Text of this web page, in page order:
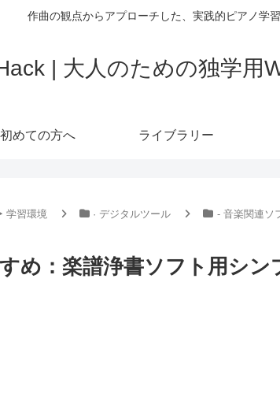
作曲の観点からアプローチした、実践的ピアノ学
| 大人のための独学用
初めての方へ ライブラリー
学習環境 · デジタルツール - 音楽関連ソ
め：楽譜浄書ソフト用シン